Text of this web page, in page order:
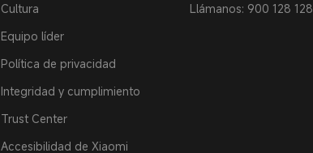
Cultura
Equipo líder
Política de privacidad
Integridad y cumplimiento
Trust Center
Accesibilidad de Xiaomi
Llámanos: 900 128 128